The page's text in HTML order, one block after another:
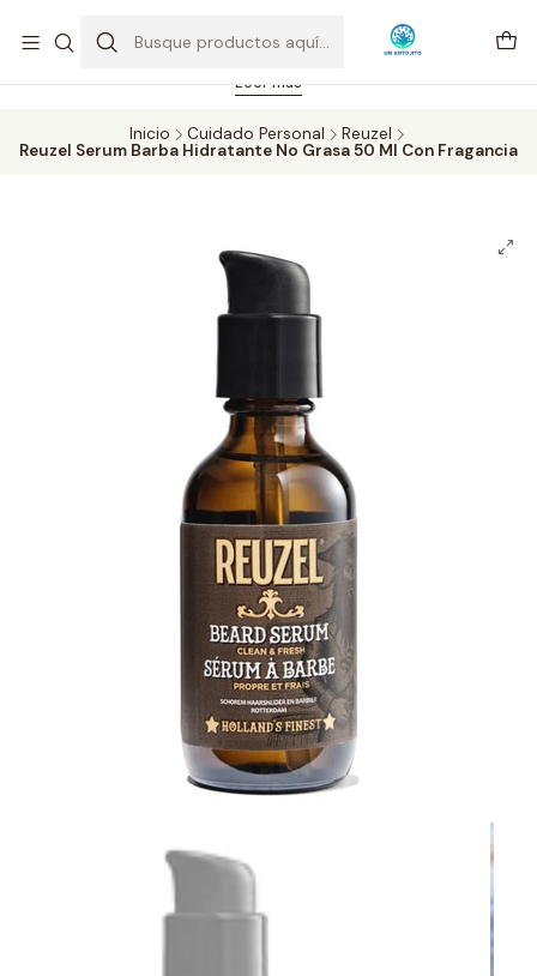
Feriado 21-05-2026 atención hasta las 14 hrs. Envío GRATIS mismo
día solo área Metropolitana Santiago por compras desde CLP 39.900.
Pedidos hasta 16 hrs., sábados y domingos hasta 14 hrs.
Leer más
Inicio Cuidado Personal
Reuzel
Reuzel Serum Barba Hidratante No Grasa 50 Ml Con Fragancia